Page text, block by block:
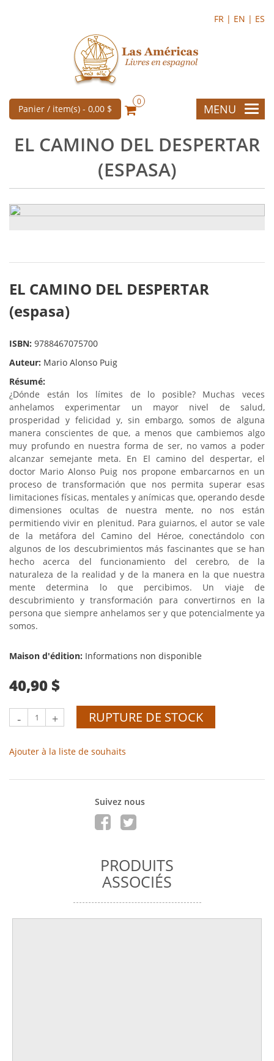
FR | EN | ES
Panier / item(s) - 0,00 $
0
MENU
EL CAMINO DEL DESPERTAR
(ESPASA)
EL CAMINO DEL DESPERTAR
(espasa)
ISBN: 9788467075700
Auteur: Mario Alonso Puig
Résumé:
¿Dónde están los límites de lo posible? Muchas veces
anhelamos experimentar un mayor nivel de salud,
prosperidad y felicidad y, sin embargo, somos de alguna
manera conscientes de que, a menos que cambiemos algo
muy profundo en nuestra forma de ser, no vamos a poder
alcanzar semejante meta. En El camino del despertar, el
doctor Mario Alonso Puig nos propone embarcarnos en un
proceso de transformación que nos permita superar esas
limitaciones físicas, mentales y anímicas que, operando desde
dimensiones ocultas de nuestra mente, no nos están
permitiendo vivir en plenitud. Para guiarnos, el autor se vale
de la metáfora del Camino del Héroe, conectándolo con
algunos de los descubrimientos más fascinantes que se han
hecho acerca del funcionamiento del cerebro, de la
naturaleza de la realidad y de la manera en la que nuestra
mente determina lo que percibimos. Un viaje de
descubrimiento y transformación para convertirnos en la
persona que siempre anhelamos ser y que potencialmente ya
somos.
Maison d'édition: Informations non disponible
40,90 $
- + RUPTURE DE STOCK
Ajouter à la liste de souhaits
Suivez nous
PRODUITS
ASSOCIÉS